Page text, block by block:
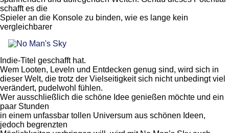
schafft es die
Spieler an die Konsole zu binden, wie es lange kein
vergleichbarer
Indie-Titel geschafft hat.
Wem Looten, Leveln und Entdecken genug sind, wird sich in
dieser Welt, die trotz der Vielseitigkeit sich nicht unbedingt viel
verändert, pudelwohl fühlen.
Wer ausschließlich die schöne Idee genießen möchte und ein
paar Stunden
in einem unfassbar tollen Universum aus schönen Ideen,
jedoch begrenzten